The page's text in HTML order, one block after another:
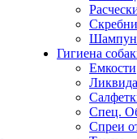
Гигиена
Емкости
Спец.
Спреи